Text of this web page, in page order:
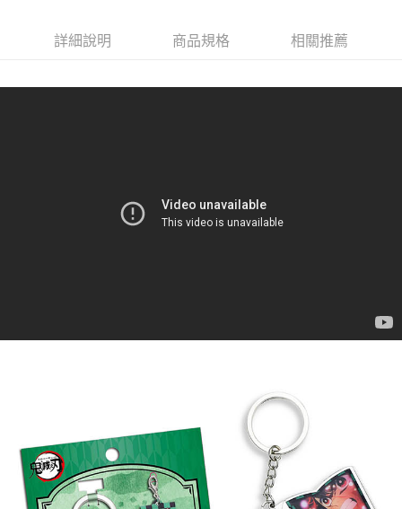
宅配-離島(澎湖/金門/馬祖)-木棉花樂園專用
黑貓宅配-貨到付款
每筆NT$150
詳細說明 商品規格 相關推薦